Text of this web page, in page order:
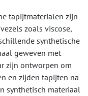
tapijtmaterialen zijn
zoals viscose,
synthetische
geweven met
zijn ontworpen om
en zijden tapijten na
synthetisch materiaal